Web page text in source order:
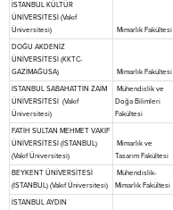
İSTANBUL KÜLTÜR
ÜNİVERSİTESİ (Vakıf
Üniversitesi)
Mimarlık Fakültesi
DOĞU AKDENİZ
ÜNİVERSİTESİ (KKTC-
GAZİMAĞUSA)
Mimarlık Fakültesi
İSTANBUL SABAHATTİN ZAİM
ÜNİVERSİTESİ (Vakıf
Üniversitesi)
Mühendislik ve
Doğa Bilimleri
Fakültesi
FATİH SULTAN MEHMET VAKIF
ÜNİVERSİTESİ (İSTANBUL)
(Vakıf Üniversitesi)
Mimarlık ve
Tasarım Fakültesi
BEYKENT ÜNİVERSİTESİ
(İSTANBUL) (Vakıf Üniversitesi)
Mühendislik-
Mimarlık Fakültesi
İSTANBUL AYDIN